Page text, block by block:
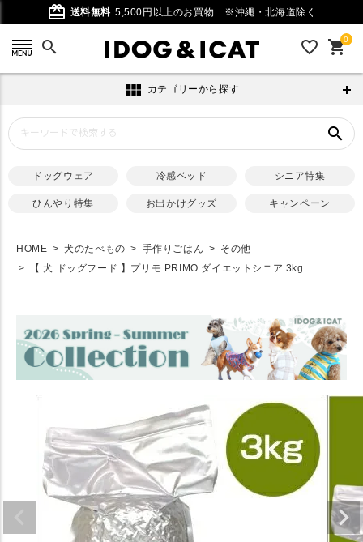
card_giftcard 送料無料 5,500円以上のお買物 ※沖縄・北海道除く
search favorite_outline 0
shopping_cart
view_module カテゴリーから探す
search
ドッグウェア 冷感ベッド シニア特集
ひんやり特集 お出かけグッズ キャンペーン
HOME 犬のたべもの 手作りごはん
その他
【 犬 ドッグフード 】プリモ PRIMO ダイエットシニア 3kg